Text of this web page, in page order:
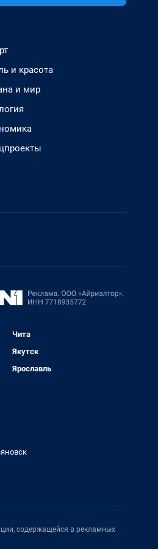
и красота
и мир
Чита
Якутск
Ярославль
содержащейся в рекламных